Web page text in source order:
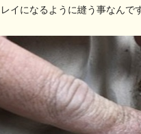
イになるように縫う事なんで